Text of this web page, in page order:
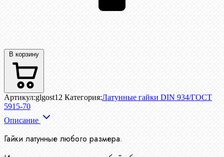
В корзину
Артикул:glgost12 Категория:Латунные гайки DIN 934/ГОСТ
5915-70
Описание
Гайки латунные любого размера.